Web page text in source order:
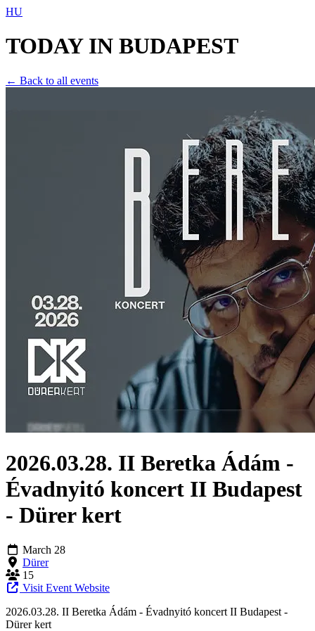
HU
TODAY IN BUDAPEST
← Back to all events
2026.03.28. II Beretka Ádám -
Évadnyitó koncert II Budapest
- Dürer kert
March 28
Dürer
15
Visit Event Website
2026.03.28. II Beretka Ádám - Évadnyitó koncert II Budapest -
Dürer kert